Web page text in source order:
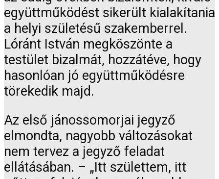
együttműködést sikerült kialakítania
a helyi születésű szakemberrel.
Lóránt István megköszönte a
testület bizalmát, hozzátéve, hogy
hasonlóan jó együttműködésre
törekedik majd.
Az első jánossomorjai jegyző
elmondta, nagyobb változásokat
nem tervez a jegyző feladat
ellátásában. – „Itt születtem, itt